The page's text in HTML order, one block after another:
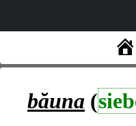
băuna (